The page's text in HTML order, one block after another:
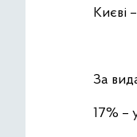
Києві
За
17% –